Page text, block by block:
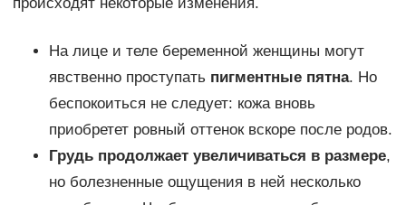
происходят некоторые изменения.
На лице и теле беременной женщины могут
явственно проступать пигментные пятна. Но
беспокоиться не следует: кожа вновь
приобретет ровный оттенок вскоре после родов.
Грудь продолжает увеличиваться в размере,
но болезненные ощущения в ней несколько